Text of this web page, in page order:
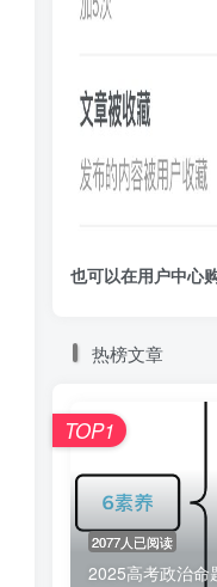
也可以在用户中心
热榜文章
2077人已阅读
2025高考政治命
TOP1